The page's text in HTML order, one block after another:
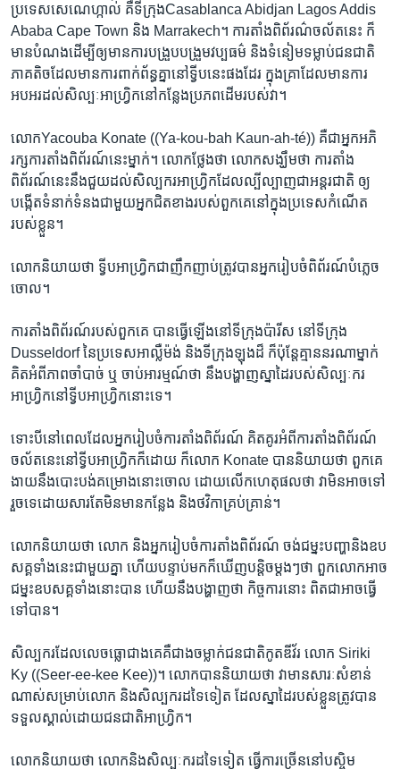
ប្រទេស​សេណេហ្កាល់ គឺ​ទីក្រុងCasablanca Abidjan Lagos Addis
Ababa Cape Town និង Marrakech។ ការតាំង​ពិព័រណ៌​ចល័តនេះ ក៏​
មាន​បំណង​ដើម្បី​ឲ្យ​មាន​ការបង្រួប​បង្រួម​វប្បធម៌ និង​ទំនៀម​ទម្លាប់​ជនជាតិ​
ភាគតិច​ដែល​មាន​ការពាក់ព័ន្ធ​គ្នា​នៅ​ទ្វីប​នេះ​ផងដែរ ក្នុង​គ្រាដែល​មាន​ការ
អបអរ​ដល់​សិល្បៈ​អាហ្រ្វិក​នៅ​កន្លែង​ប្រភព​ដើម​របស់​វា។
លោកYacouba Konate ((Ya-kou-bah Kaun-ah-té)) គឺ​ជា​អ្នកអភិ
រក្ស​ការតាំង​ពិព័រណ៍​នេះ​ម្នាក់។ លោក​ថ្លែង​ថា លោក​សង្ឃឹម​ថា ការតាំង​
ពិព័រណ៍​នេះ​នឹង​ជួយ​ដល់​សិល្បករ​អាហ្រ្វិក​ដែល​ល្បីល្បាញ​ជា​អន្តរជាតិ ឲ្យ​
បង្កើត​ទំនាក់ទំនង​ជាមួយ​អ្នកជិតខាង​របស់​ពួកគេ​នៅ​ក្នុង​ប្រទេស​កំណើត​
របស់​ខ្លួន។
លោក​និយាយ​ថា ទ្វីប​អាហ្រ្វិក​ជាញឹកញាប់​ត្រូវបាន​អ្នករៀបចំ​ពិព័រណ៍​បំភ្លេច​
ចោល។
ការតាំង​ពិព័រណ៍​របស់​ពួកគេ បាន​ធ្វើឡើង​នៅ​ទីក្រុង​ប៉ារីស នៅទីក្រុង
Dusseldorf នៃ​ប្រទេស​អាល្លឺម៉ង់ និង​ទីក្រុងឡុងដ៏ ក៏ប៉ុន្តែ​គ្មាន​នរណាម្នាក់​
គិត​អំពី​ភាពចាំបាច់ ឬ ចាប់​អារម្មណ៍​ថា នឹង​បង្ហាញ​ស្នាដៃ​របស់​សិល្បៈករ​
អាហ្វ្រិក​នៅ​ទ្វីប​អាហ្វ្រិក​នោះ​ទេ។
ទោះបី​នៅពេលដែល​អ្នករៀបចំ​ការតាំង​ពិព័រណ៍ គិតគូរ​អំពី​ការតាំង​ពិព័រណ៍​
ចល័ត​នេះ​នៅ​ទ្វីបអាហ្វ្រិក​ក៏ដោយ ក៏​លោក Konate បាន​និយាយ​ថា ពួកគេ​
ងាយ​នឹង​បោះបង់​គម្រោង​នោះ​ចោល ដោយ​លើក​ហេតុផល​ថា វា​មិន​អាច​ទៅ​
រួច​ទេ​ដោយសារតែ​មិនមាន​កន្លែង និង​ថវិកាគ្រប់គ្រាន់។
លោក​និយាយ​ថា លោក និង​អ្នករៀបចំ​ការតាំង​ពិព័រណ៍ ចង់​ជម្នះ​បញ្ហា​និង​ឧប
សគ្គ​ទាំងនេះ​ជាមួយ​គ្នា ហើយ​បន្ទាប់​មក​ក៏ឃើញ​បន្តិច​ម្តងៗ​ថា ពួកលោក​អាច​
ជម្នះ​ឧបសគ្គ​ទាំងនោះ​បាន ហើយ​នឹង​បង្ហាញ​ថា កិច្ចការ​នោះ ពិតជា​អាច​ធ្វើ​
ទៅ​បាន។
សិល្បករ​ដែល​លេចធ្លោ​ជាងគេ​គឺ​ជាង​ចម្លាក់​ជនជាតិ​កូតឌីវ័រ លោក Siriki
Ky ((Seer-ee-kee Kee))។ លោក​បាន​និយាយ​ថា វា​មាន​សារៈសំខាន់​
ណាស់​សម្រាប់​លោក និង​សិល្បករ​ដទៃទៀត ដែល​ស្នាដៃ​របស់​ខ្លួន​ត្រូវ​បាន​
ទទួលស្គាល់​ដោយ​ជនជាតិ​អាហ្វ្រិក។
លោក​និយាយ​ថា លោក​និង​សិល្បៈករ​ដទៃទៀត ធ្វើការ​ច្រើន​នៅ​បស្ចិម​